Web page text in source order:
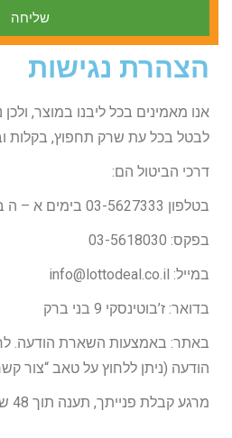
שליחה
הצהרת נגישות
אנו מאמינים בכל ליבנו במוצר,
לבטל בכל עת שרק תחפוץ, בקלות
דרכי הביטול הם:
בטלפון 03-5627333 בימים א – ה בין השעות 09:00 – 16:00
בפקס: 03-5618030
במייל: info@lottodeal.co.il
בדואר: ז’בוטינסקי 9 בני ברק
באתר: באמצעות השארת הודעה.
הודעה (ניתן ללחוץ על טאב “צור
מרגע קבלת פנייתך, תענה תוך 48 שעות